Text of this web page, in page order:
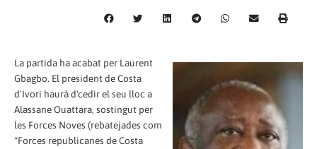
La partida ha acabat per Laurent
Gbagbo. El president de Costa
d'Ivori haurà d'cedir el seu lloc a
Alassane Ouattara, sostingut per
les Forces Noves (rebatejades com
"Forces republicanes de Costa